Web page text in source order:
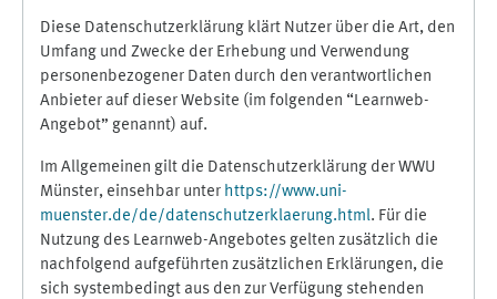
Diese Datenschutzerklärung klärt Nutzer über die Art, den
Umfang und Zwecke der Erhebung und Verwendung
personenbezogener Daten durch den verantwortlichen
Anbieter auf dieser Website (im folgenden “Learnweb-
Angebot” genannt) auf.
Im Allgemeinen gilt die Datenschutzerklärung der WWU
Münster, einsehbar unter https://www.uni-
muenster.de/de/datenschutzerklaerung.html. Für die
Nutzung des Learnweb-Angebotes gelten zusätzlich die
nachfolgend aufgeführten zusätzlichen Erklärungen, die
sich systembedingt aus den zur Verfügung stehenden